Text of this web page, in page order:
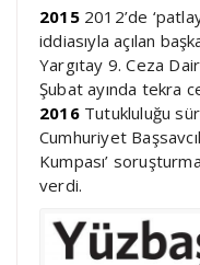
20152012’de
iddiasıyla açılan
Yargıtay 9. Ceza
Şubat ayında tekra
2016Tutukluluğu
Cumhuriyet
Kumpası’
verdi.